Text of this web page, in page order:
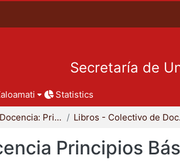
Secretaría de
Statistics
Colectivo de Docencia: Principios Básicos del Diseño
Principios